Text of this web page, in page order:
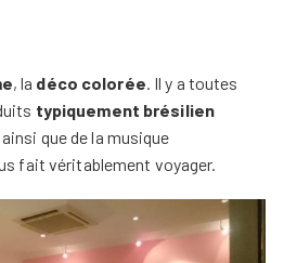
, la déco colorée. Il y a toutes
typiquement brésilien
que de la musique
fait véritablement voyager.